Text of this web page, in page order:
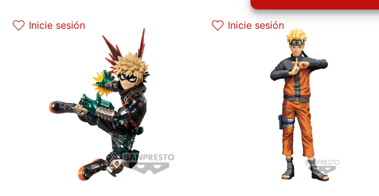
Inicie sesión Inicie sesión
El precio original era: 69.90€.El precio actual es: 59.41€.